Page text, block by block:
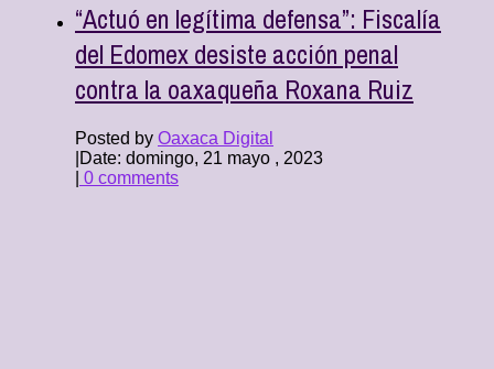
“Actuó en legítima defensa”: Fiscalía
del Edomex desiste acción penal
contra la oaxaqueña Roxana Ruiz
Posted by Oaxaca Digital
Date: domingo, 21 mayo , 2023
0 comments